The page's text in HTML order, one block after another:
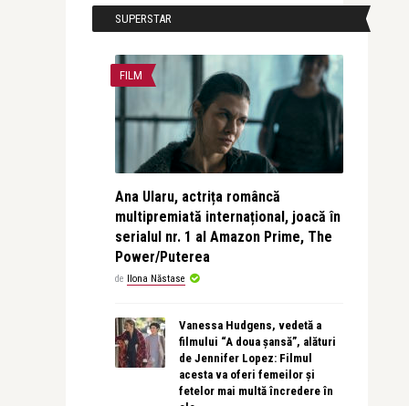
SUPERSTAR
FILM
Ana Ularu, actrița româncă
multipremiată internațional, joacă în
serialul nr. 1 al Amazon Prime, The
Power/Puterea
de Ilona Năstase
Vanessa Hudgens, vedetă a
filmului “A doua șansă”, alături
de Jennifer Lopez: Filmul
acesta va oferi femeilor și
fetelor mai multă încredere în